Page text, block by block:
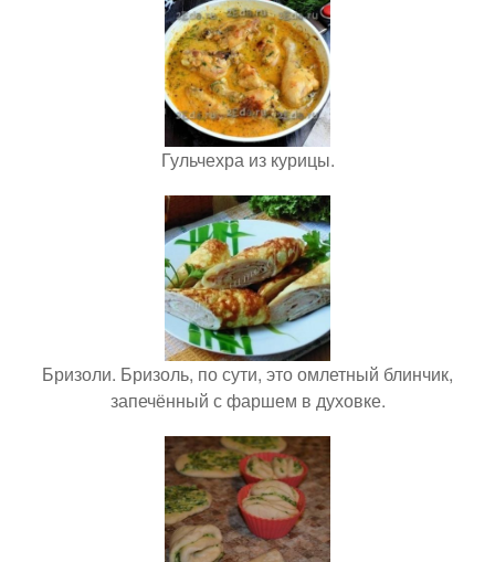
Гульчехра из курицы.
Бризоли. Бризоль, по сути, это омлетный блинчик,
запечённый с фаршем в духовке.